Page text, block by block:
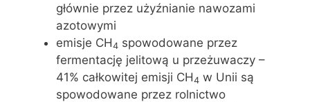
głównie przez użyźnianie nawozami
azotowymi
emisje CH4 spowodowane przez
fermentację jelitową u przeżuwaczy –
41% całkowitej emisji CH4 w Unii są
spowodowane przez rolnictwo